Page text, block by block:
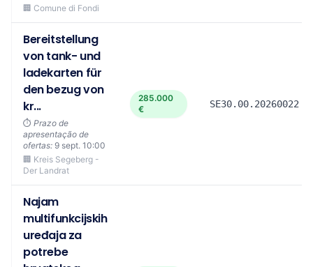
🏢 Comune di Fondi
Bereitstellung
von tank- und
ladekarten für
den bezug von
kr...
⏱️ Prazo de
apresentação de
ofertas: 9 sept. 10:00
🏢 Kreis Segeberg -
Der Landrat
285.000
€
SE30.00.20260022
Najam
multifunkcijskih
uređaja za
potrebe